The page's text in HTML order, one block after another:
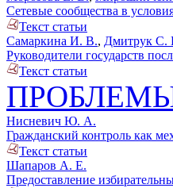
Сетевые сообщества в
Текст статьи
Самаркина И. В., Дмитрук С.
Руководители государств
Текст статьи
Нисневич Ю. А.
Гражданский контроль как
Текст статьи
Шапаров А. Е.
Предоставление